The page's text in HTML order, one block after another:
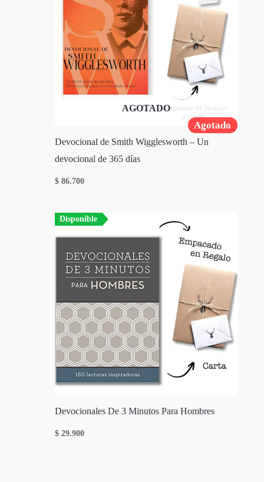
Agotado
AGOTADO
Devocional de Smith Wigglesworth – Un
devocional de 365 días
$ 86.700
Disponible
Devocionales De 3 Minutos Para Hombres
$ 29.900